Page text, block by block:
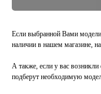
Если выбранной Вами
наличии в нашем магазине,
А также, если у вас
подберут необходимую